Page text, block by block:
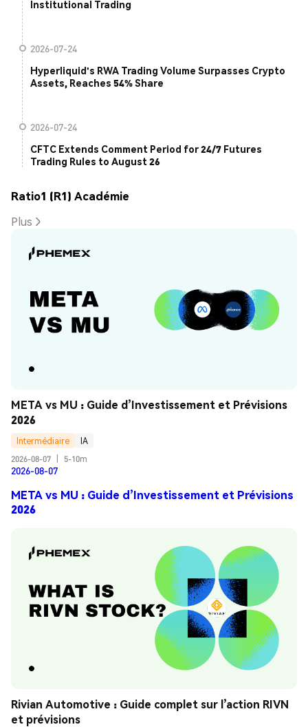
Institutional Trading
2026-07-24
Hyperliquid's RWA Trading Volume Surpasses Crypto
Assets, Reaches 54% Share
2026-07-24
CFTC Extends Comment Period for 24/7 Futures
Trading Rules to August 26
Ratio1 (R1) Académie
Plus
META vs MU : Guide d’Investissement et Prévisions
2026
Intermédiaire
IA
2026-08-07
5-10m
2026-08-07
META vs MU : Guide d’Investissement et Prévisions
2026
Rivian Automotive : Guide complet sur l’action RIVN
et prévisions